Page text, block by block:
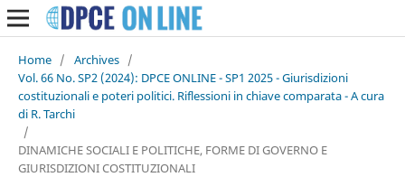
Home / Archives /
Vol. 66 No. SP2 (2024): DPCE ONLINE - SP1 2025 - Giurisdizioni
costituzionali e poteri politici. Riflessioni in chiave comparata - A cura
di R. Tarchi
/
DINAMICHE SOCIALI E POLITICHE, FORME DI GOVERNO E
GIURISDIZIONI COSTITUZIONALI